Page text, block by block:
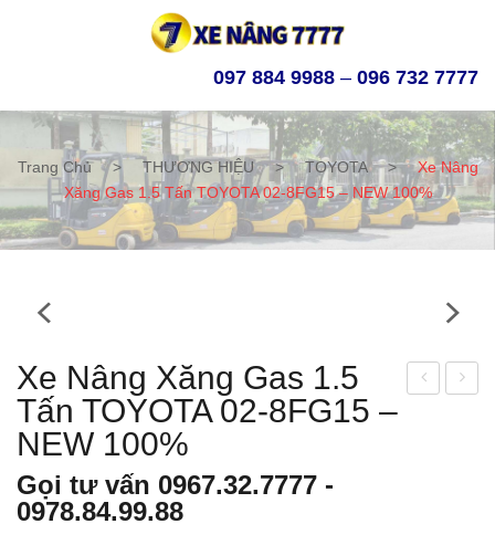
097 884 9988 – 096 732 7777
Trang Chủ > THƯƠNG HIỆU > TOYOTA >
Xe Nâng
Xăng Gas 1.5 Tấn TOYOTA 02-8FG15 – NEW 100%
Xe Nâng Xăng Gas 1.5
Tấn TOYOTA 02-8FG15 –
NEW 100%
Gọi tư vấn 0967.32.7777 -
0978.84.99.88